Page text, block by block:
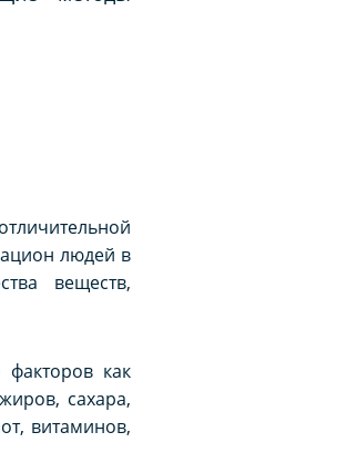
людей в
веществ,
как
сахара,
витаминов,